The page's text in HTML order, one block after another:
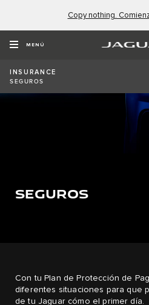
Copy nothing.
MENÚ
INSURANCE
SEGUROS
SEGUROS
Con tu Plan de Protección de
diferentes situaciones para que
de tu Jaguar cómo el primer día.​